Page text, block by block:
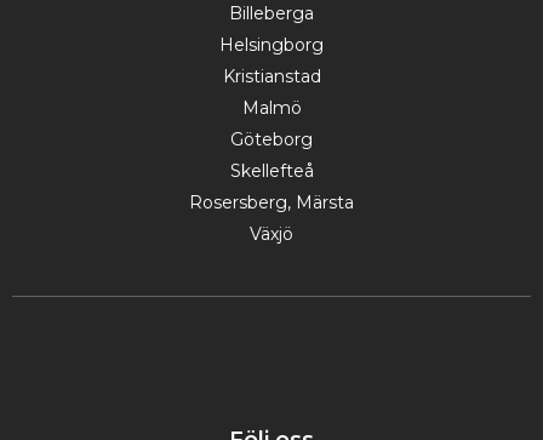
Billeberga
Helsingborg
Kristianstad
Malmö
Göteborg
Skellefteå
Rosersberg, Märsta
Växjö